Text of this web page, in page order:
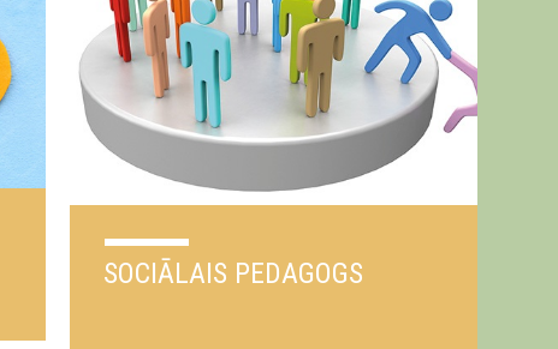
SOCIĀLAIS PEDAGOGS